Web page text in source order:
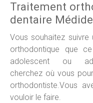
Traitement
dentaire
Vous souhaitez suivre
orthodontique que
adolescent ou
cherchez où vous
orthodontiste.Vous
vouloir le faire.